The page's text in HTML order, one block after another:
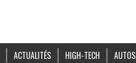
ACTUALITÉS HIGH-TECH AUTOS